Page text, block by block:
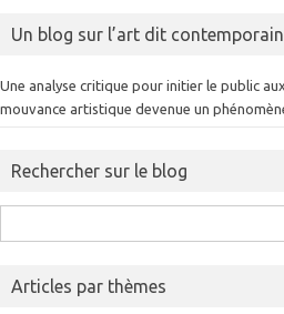
Un blog sur l’art dit contemporain
Une analyse critique pour initier le public
mouvance artistique devenue un
Rechercher sur le blog
Articles par thèmes